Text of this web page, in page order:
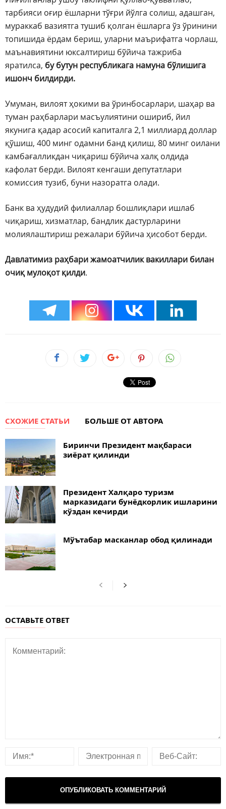
тарбияси оғир ёшларни тўғри йўлга солиш, адашган,
мураккаб вазиятга тушиб қолган ёшларга ўз ўринини
топишида ёрдам бериш, уларни маърифатга чорлаш,
маънавиятини юксалтириш бўйича тажриба
яратилса, бу бутун республикага намуна бўлишига
ишонч билдирди.
Умуман, вилоят ҳокими ва ўринбосарлари, шаҳар ва
туман раҳбарлари масъулиятини ошириб, йил
якунига қадар асосий капиталга 2,1 миллиард доллар
қўшиш, 400 минг одамни банд қилиш, 80 минг оилани
камбағалликдан чиқариш бўйича халқ олдида
кафолат берди. Вилоят кенгаши депутатлари
комиссия тузиб, буни назоратга олади.
Банк ва ҳудудий филиаллар бошлиқлари ишлаб
чиқариш, хизматлар, бандлик дастурларини
молиялаштириш режалари бўйича ҳисобот берди.
Давлатимиз раҳбари жамоатчилик вакиллари билан
очиқ мулоқот қилди.
СХОЖИЕ СТАТЬИ БОЛЬШЕ ОТ АВТОРА
Биринчи Президент мақбараси
зиёрат қилинди
Президент Халқаро туризм
марказидаги бунёдкорлик ишларини
кўздан кечирди
Мўътабар масканлар обод қилинади
ОСТАВЬТЕ ОТВЕТ